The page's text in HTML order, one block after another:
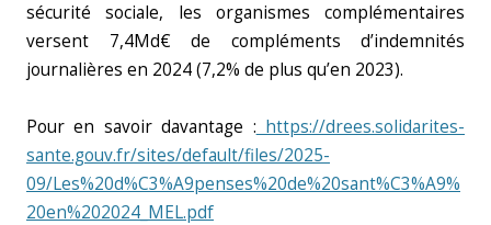
sécurité sociale, les organismes complémentaires
versent 7,4Md€ de compléments d’indemnités
journalières en 2024 (7,2% de plus qu’en 2023).
Pour en savoir davantage : https://drees.solidarites-
sante.gouv.fr/sites/default/files/2025-
09/Les%20d%C3%A9penses%20de%20sant%C3%A9%
20en%202024_MEL.pdf